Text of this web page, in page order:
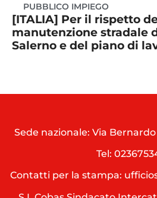
PUBBLICO IMPIEGO
[ITALIA] Per il rispetto
manutenzione stradale
Salerno e del piano di
Sede nazionale: Via
Tel:
Contatti per la stampa: